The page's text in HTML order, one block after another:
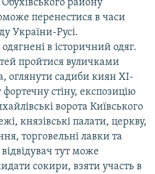
Обухівського району
перенестися в часи
України-Русі.
в історичний одяг.
пройтися вуличками
оглянути садиби киян XI-
стіну, експозицію
ворота Київського
князівські палати, церкву,
торговельні лавки та
тут може
сокири, взяти участь в